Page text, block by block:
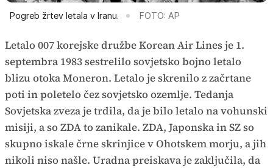
Pogreb žrtev letala v Iranu. FOTO: AP
Letalo 007 korejske družbe Korean Air Lines je 1.
septembra 1983 sestrelilo sovjetsko bojno letalo
blizu otoka Moneron. Letalo je skrenilo z začrtane
poti in poletelo čez sovjetsko ozemlje. Tedanja
Sovjetska zveza je trdila, da je bilo letalo na vohunski
misiji, a so ZDA to zanikale. ZDA, Japonska in SZ so
skupno iskale črne skrinjice v Ohotskem morju, a jih
nikoli niso našle. Uradna preiskava je zaključila, da